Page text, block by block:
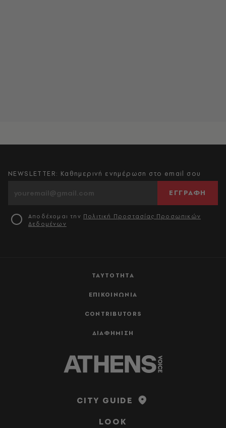
ΤΑΥΤΟΤΗΤΑ
ΕΠΙΚΟΙΝΩΝΙΑ
CONTRIBUTORS
ΔΙΑΦΗΜΙΣΗ
NEWSLETTER: Καθημερινή ενημέρωση στο email σου
ΕΓΓΡΑΦΗ
Αποδέχομαι την Πολιτική Προστασίας Προσωπικών
Δεδομένων
CITY GUIDE
LOOK